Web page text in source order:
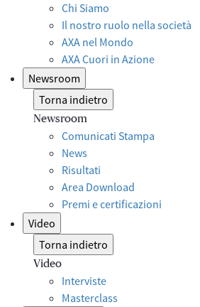
Chi Siamo
Il nostro ruolo nella società
AXA nel Mondo
AXA Cuori in Azione
Newsroom
Torna indietro
Newsroom
Comunicati Stampa
News
Risultati
Area Download
Premi e certificazioni
Video
Torna indietro
Video
Interviste
Masterclass